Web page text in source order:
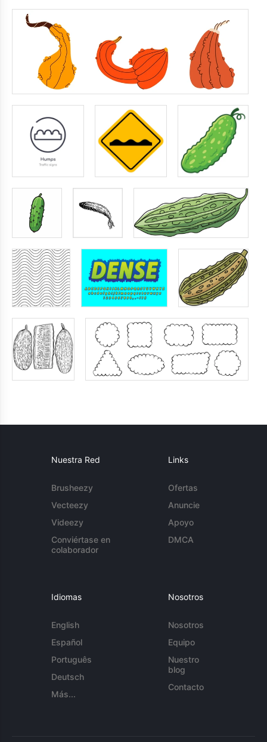
Nuestra Red
Brusheezy
Vecteezy
Videezy
Conviértase en
colaborador
Links
Ofertas
Anuncie
Apoyo
DMCA
Idiomas
English
Español
Português
Deutsch
Más...
Nosotros
Nosotros
Equipo
Nuestro
blog
Contacto